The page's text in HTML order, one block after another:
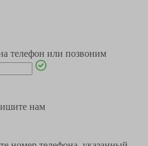
телефон или позвоним
нам